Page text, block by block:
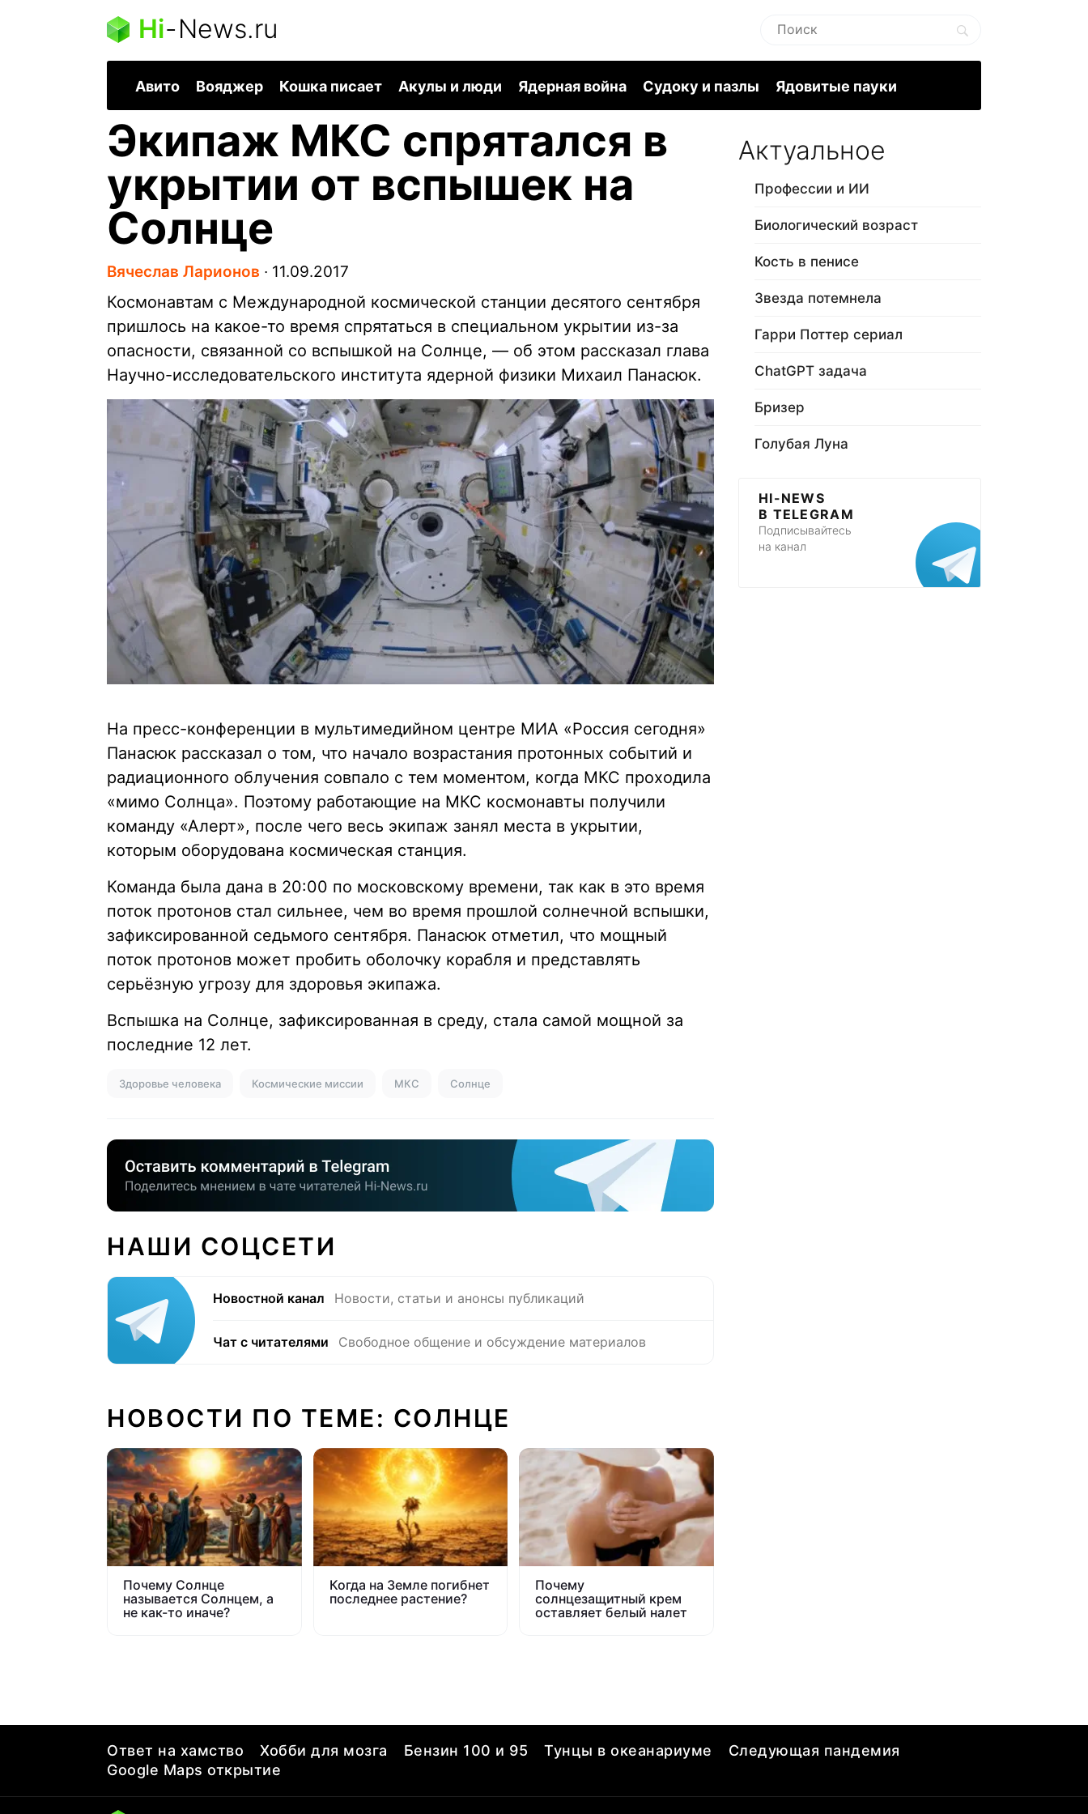
Hi-News.ru
Авито Вояджер Кошка писает Акулы и люди Ядерная война Судоку и пазлы Ядовитые пауки
Экипаж МКС спрятался в
укрытии от вспышек на
Солнце
Вячеслав Ларионов ∙ 11.09.2017
Космонавтам с Международной космической станции десятого сентября
пришлось на какое-то время спрятаться в специальном укрытии из-за
опасности, связанной со вспышкой на Солнце, — об этом рассказал глава
Научно-исследовательского института ядерной физики Михаил Панасюк.
На пресс-конференции в мультимедийном центре МИА «Россия сегодня»
Панасюк рассказал о том, что начало возрастания протонных событий и
радиационного облучения совпало с тем моментом, когда МКС проходила
«мимо Солнца». Поэтому работающие на МКС космонавты получили
команду «Алерт», после чего весь экипаж занял места в укрытии,
которым оборудована космическая станция.
Команда была дана в 20:00 по московскому времени, так как в это время
поток протонов стал сильнее, чем во время прошлой солнечной вспышки,
зафиксированной седьмого сентября. Панасюк отметил, что мощный
поток протонов может пробить оболочку корабля и представлять
серьёзную угрозу для здоровья экипажа.
Вспышка на Солнце, зафиксированная в среду, стала самой мощной за
последние 12 лет.
Здоровье человека Космические миссии МКС Солнце
НАШИ СОЦСЕТИ
Новостной канал Новости, статьи и анонсы публикаций
Чат с читателями Свободное общение и обсуждение материалов
НОВОСТИ ПО ТЕМЕ: СОЛНЦЕ
Почему Солнце
называется Солнцем, а
не как-то иначе?
Когда на Земле погибнет
последнее растение?
Почему
солнцезащитный крем
оставляет белый налет
Актуальное
Профессии и ИИ
Биологический возраст
Кость в пенисе
Звезда потемнела
Гарри Поттер сериал
ChatGPT задача
Бризер
Голубая Луна
HI-NEWS
В TELEGRAM
Подписывайтесь
на канал
Ответ на хамство Хобби для мозга Бензин 100 и 95 Тунцы в океанариуме
Следующая пандемия
Google Maps открытие